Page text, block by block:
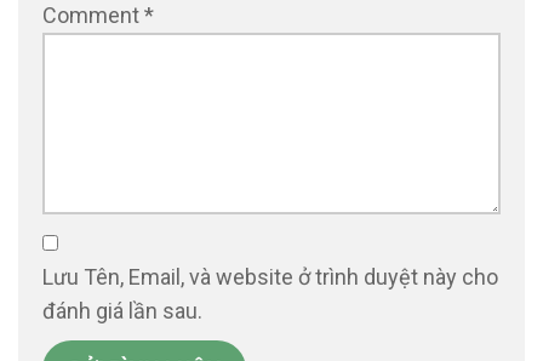
Comment*
Lưu Tên, Email, và website ở trình duyệt này cho
đánh giá lần sau.